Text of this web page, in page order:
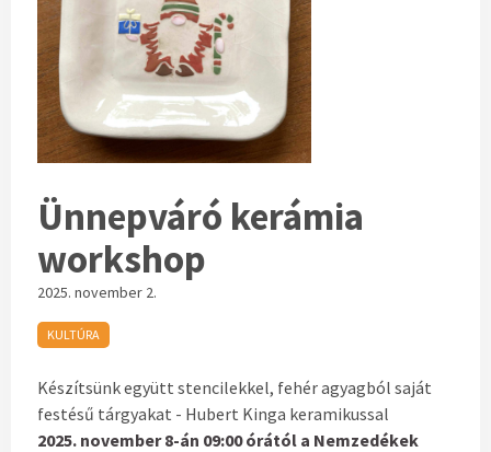
Ünnepváró kerámia
workshop
2025. november 2.
KULTÚRA
Készítsünk együtt stencilekkel, fehér agyagból saját
festésű tárgyakat - Hubert Kinga keramikussal
2025. november 8-án 09:00 órától a Nemzedékek